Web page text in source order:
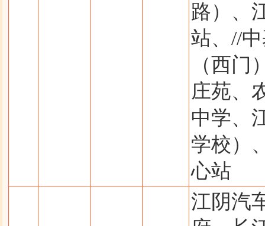
路）、
站、//
（西门
庄苑、
中学、
学校）
心站
江阴汽